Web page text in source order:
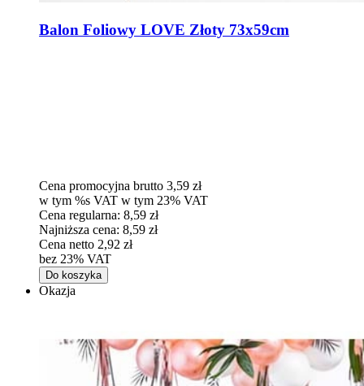
Balon Foliowy LOVE Złoty 73x59cm
Cena promocyjna brutto 3,59 zł
w tym %s VAT w tym 23% VAT
Cena regularna: 8,59 zł
Najniższa cena: 8,59 zł
Cena netto 2,92 zł
bez 23% VAT
Do koszyka
Okazja